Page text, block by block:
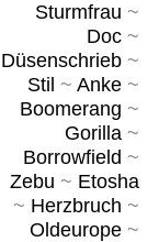
Sturmfrau ~
Doc~
Düsenschrieb~
Stil ~ Anke~
Boomerang ~
Gorilla~
Borrowfield ~
Zebu ~ Etosha
~ Herzbruch ~
Oldeurope~